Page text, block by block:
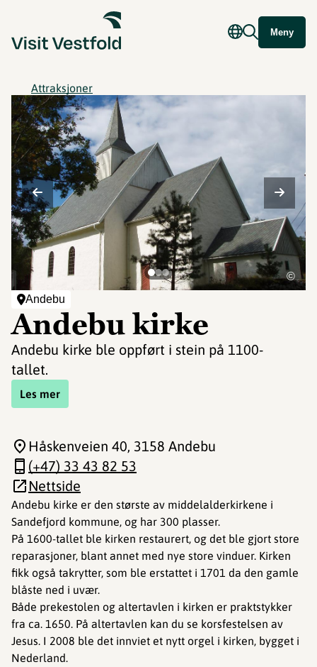
Meny
Attraksjoner
Andebu
Andebu kirke
Andebu kirke ble oppført i stein på 1100-
tallet.
Les mer
©
Andebu kirke er den største av middelalderkirkene i
Sandefjord kommune, og har 300 plasser.
På 1600-tallet ble kirken restaurert, og det ble gjort store
reparasjoner, blant annet med nye store vinduer. Kirken
fikk også takrytter, som ble erstattet i 1701 da den gamle
blåste ned i uvær.
Både prekestolen og altertavlen i kirken er praktstykker
fra ca. 1650. På altertavlen kan du se korsfestelsen av
Jesus. I 2008 ble det innviet et nytt orgel i kirken, bygget i
Nederland.
Håskenveien 40, 3158 Andebu
(+47) 33 43 82 53
Nettside